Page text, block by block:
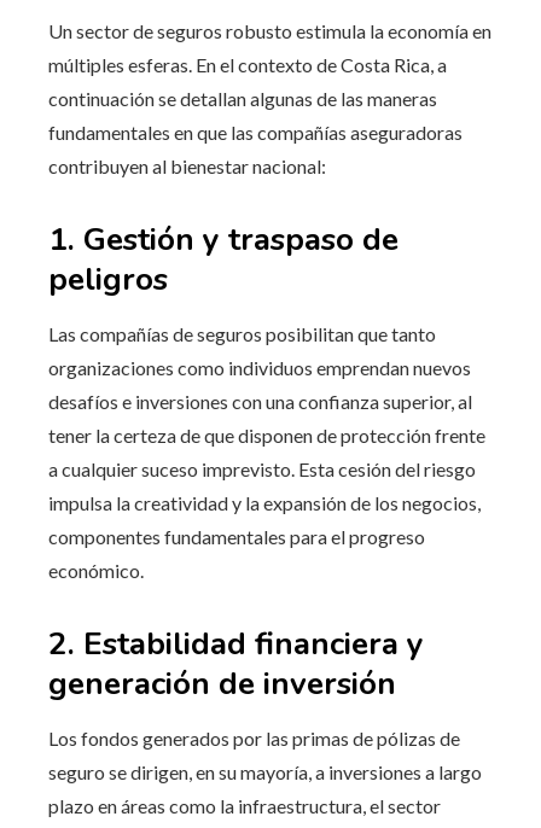
Un sector de seguros robusto estimula la economía en
múltiples esferas. En el contexto de Costa Rica, a
continuación se detallan algunas de las maneras
fundamentales en que las compañías aseguradoras
contribuyen al bienestar nacional:
1. Gestión y traspaso de
peligros
Las compañías de seguros posibilitan que tanto
organizaciones como individuos emprendan nuevos
desafíos e inversiones con una confianza superior, al
tener la certeza de que disponen de protección frente
a cualquier suceso imprevisto. Esta cesión del riesgo
impulsa la creatividad y la expansión de los negocios,
componentes fundamentales para el progreso
económico.
2. Estabilidad financiera y
generación de inversión
Los fondos generados por las primas de pólizas de
seguro se dirigen, en su mayoría, a inversiones a largo
plazo en áreas como la infraestructura, el sector